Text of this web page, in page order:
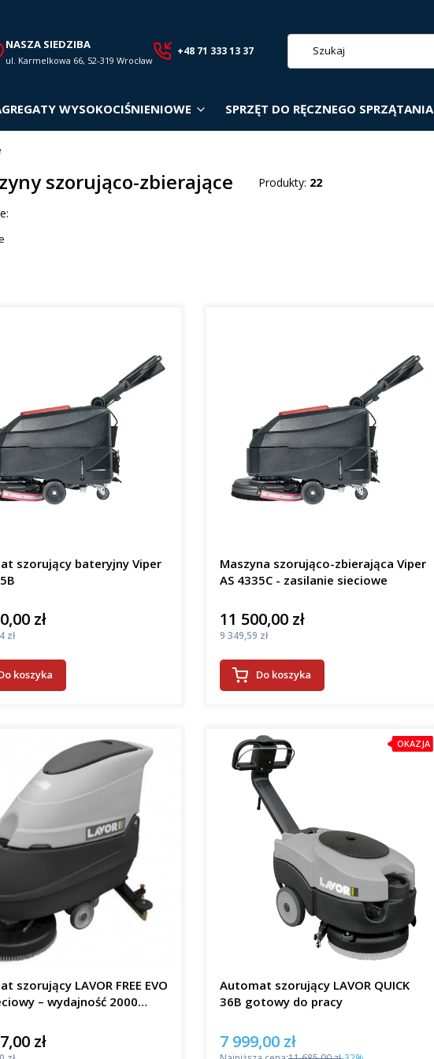
+48 71 333 13 37
NASZA SIEDZIBA
ul. Karmelkowa 66, 52-319 Wrocław
WYSOKOCIŚNIENIOWE SPRZĘT DO RĘCZNEGO SPRZĄTANIA
szorująco-zbierające Produkty: 22
szorujący bateryjny Viper
zł
zł
koszyka
Maszyna szorująco-zbierająca Viper
AS 4335C - zasilanie sieciowe
Cena
11 500,00 zł
Cena
9 349,59 zł
Do koszyka
szorujący LAVOR FREE EVO
– wydajność 2000
zł
OKAZJA
Automat szorujący LAVOR QUICK
36B gotowy do pracy
Cena promocyjna
7 999,00 zł